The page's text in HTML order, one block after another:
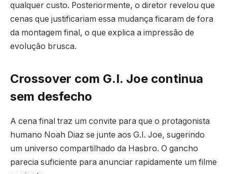
qualquer custo. Posteriormente, o diretor revelou que
cenas que justificariam essa mudança ficaram de fora
da montagem final, o que explica a impressão de
evolução brusca.
Crossover com G.I. Joe continua
sem desfecho
A cena final traz um convite para que o protagonista
humano Noah Diaz se junte aos G.I. Joe, sugerindo
um universo compartilhado da Hasbro. O gancho
parecia suficiente para anunciar rapidamente um filme